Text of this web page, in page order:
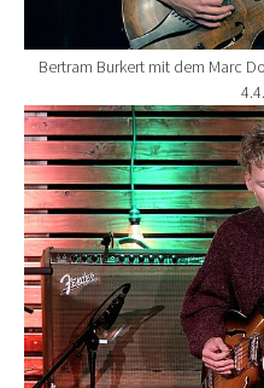
Bertram Burkert mit dem Marc
Show larger version for: